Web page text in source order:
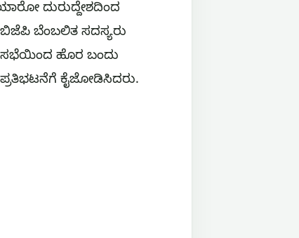
ದುರುದ್ದೇಶದಿಂದ
ಬೆಂಬಲಿತ ಸದಸ್ಯರು
ಸಭೆಯಿಂದ ಹೊರ ಬಂದು
ಕೈಜೋಡಿಸಿದರು.